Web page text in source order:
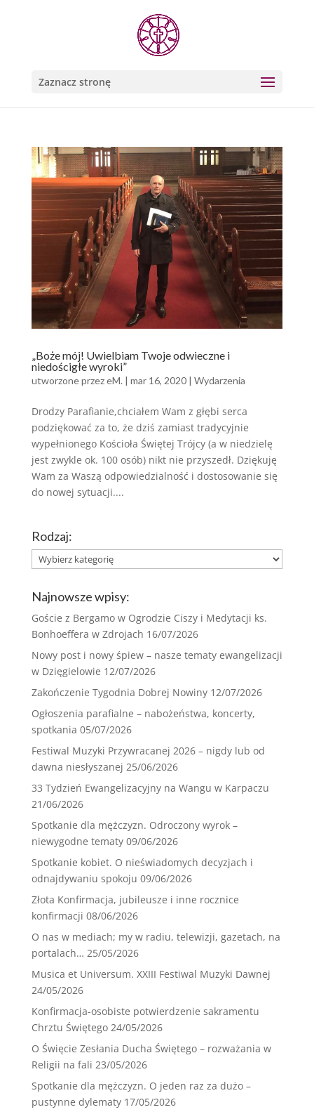
Zaznacz stronę
„Boże mój! Uwielbiam Twoje odwieczne i
niedościgłe wyroki”
utworzone przezeM. | mar 16, 2020| Wydarzenia
Drodzy Parafianie,chciałem Wam z głębi serca
podziękować za to, że dziś zamiast tradycyjnie
wypełnionego Kościoła Świętej Trójcy (a w niedzielę
jest zwykle ok. 100 osób) nikt nie przyszedł. Dziękuję
Wam za Waszą odpowiedzialność i dostosowanie się
do nowej sytuacji....
Rodzaj:
Rodzaj:
Najnowsze wpisy:
Goście z Bergamo w Ogrodzie Ciszy i Medytacji ks.
Bonhoeffera w Zdrojach 16/07/2026
Nowy post i nowy śpiew – nasze tematy ewangelizacji
w Dzięgielowie 12/07/2026
Zakończenie Tygodnia Dobrej Nowiny 12/07/2026
Ogłoszenia parafialne – nabożeństwa, koncerty,
spotkania 05/07/2026
Festiwal Muzyki Przywracanej 2026 – nigdy lub od
dawna niesłyszanej 25/06/2026
33 Tydzień Ewangelizacyjny na Wangu w Karpaczu
21/06/2026
Spotkanie dla mężczyzn. Odroczony wyrok –
niewygodne tematy 09/06/2026
Spotkanie kobiet. O nieświadomych decyzjach i
odnajdywaniu spokoju 09/06/2026
Złota Konfirmacja, jubileusze i inne rocznice
konfirmacji 08/06/2026
O nas w mediach; my w radiu, telewizji, gazetach, na
portalach… 25/05/2026
Musica et Universum. XXIII Festiwal Muzyki Dawnej
24/05/2026
Konfirmacja-osobiste potwierdzenie sakramentu
Chrztu Świętego 24/05/2026
O Święcie Zesłania Ducha Świętego – rozważania w
Religii na fali 23/05/2026
Spotkanie dla mężczyzn. O jeden raz za dużo –
pustynne dylematy 17/05/2026